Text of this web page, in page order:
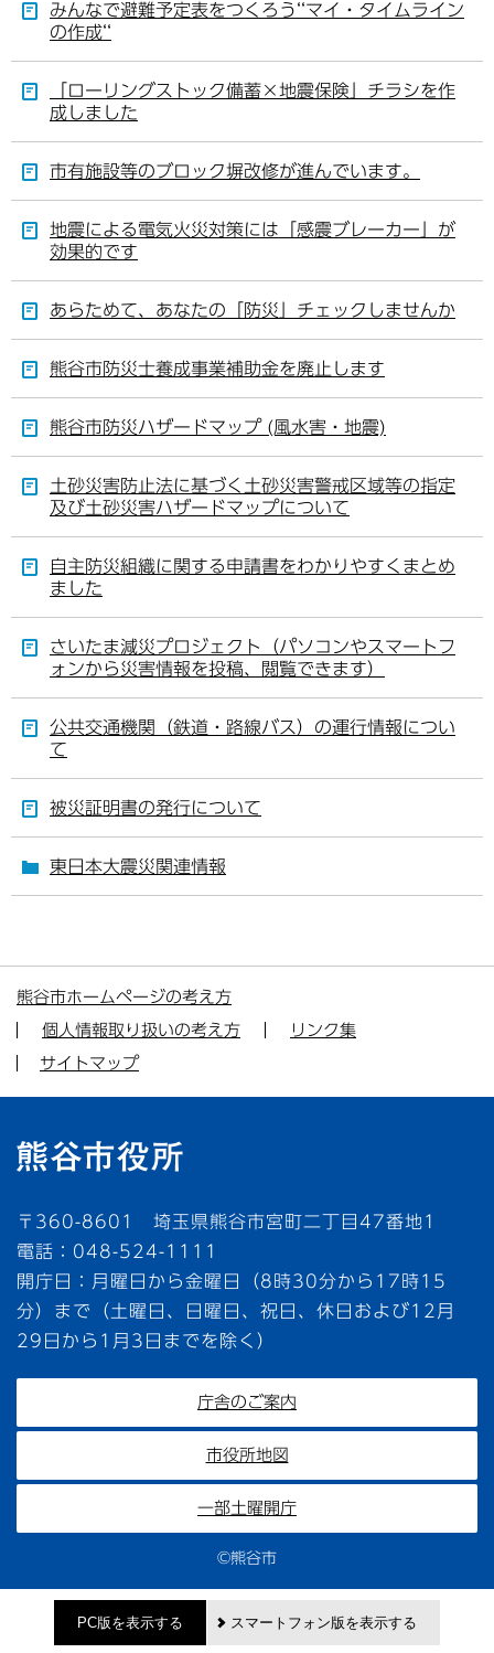
みんなで避難予定表をつくろう‘‘マイ・タイムライン
の作成‘‘
「ローリングストック備蓄×地震保険」チラシを作
成しました
市有施設等のブロック塀改修が進んでいます。
地震による電気火災対策には「感震ブレーカー」が
効果的です
あらためて、あなたの「防災」チェックしませんか
熊谷市防災士養成事業補助金を廃止します
熊谷市防災ハザードマップ (風水害・地震)
土砂災害防止法に基づく土砂災害警戒区域等の指定
及び土砂災害ハザードマップについて
自主防災組織に関する申請書をわかりやすくまとめ
ました
さいたま減災プロジェクト（パソコンやスマートフ
ォンから災害情報を投稿、閲覧できます）
公共交通機関（鉄道・路線バス）の運行情報につい
て
被災証明書の発行について
東日本大震災関連情報
熊谷市ホームページの考え方
個人情報取り扱いの考え方
リンク集
サイトマップ
〒360-8601 埼玉県熊谷市宮町二丁目47番地1
電話：048-524-1111
開庁日：月曜日から金曜日（8時30分から17時15
分）まで（土曜日、日曜日、祝日、休日および12月
29日から1月3日までを除く）
庁舎のご案内
市役所地図
一部土曜開庁
©熊谷市
PC版を表示する スマートフォン版を表示する